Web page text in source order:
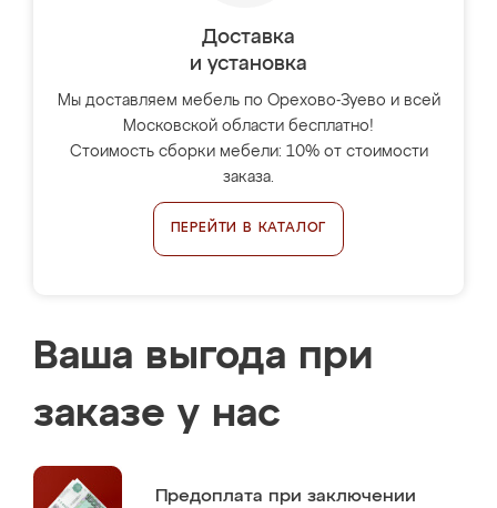
Доставка
и установка
Мы доставляем мебель по Орехово-Зуево и всей
Московской области бесплатно!
Стоимость сборки мебели: 10% от стоимости
заказа.
ПЕРЕЙТИ В КАТАЛОГ
Ваша выгода при
заказе у нас
Предоплата при заключении